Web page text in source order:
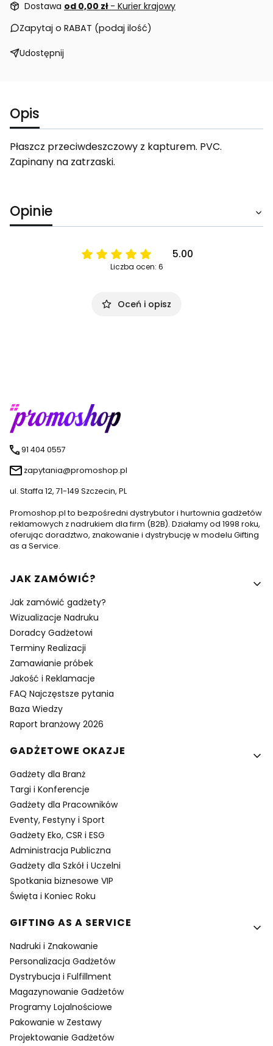
Dostawa od 0,00 zł - Kurier krajowy
Zapytaj o RABAT (podaj ilość)
Udostępnij
Opis
Płaszcz przeciwdeszczowy z kapturem. PVC.
Zapinany na zatrzaski.
Opinie
5.00
Liczba ocen: 6
Oceń i opisz
91 404 0557
zapytania@promoshop.pl
ul. Staffa 12, 71-149 Szczecin, PL
Promoshop.pl to bezpośredni dystrybutor i hurtownia gadżetów
reklamowych z nadrukiem dla firm (B2B). Działamy od 1998 roku,
oferując doradztwo, znakowanie i dystrybucję w modelu Gifting
as a Service.
Linki w stopce
JAK ZAMÓWIĆ?
Jak zamówić gadżety?
Wizualizacje Nadruku
Doradcy Gadżetowi
Terminy Realizacji
Zamawianie próbek
Jakość i Reklamacje
FAQ Najczęstsze pytania
Baza Wiedzy
Raport branżowy 2026
GADŻETOWE OKAZJE
Gadżety dla Branż
Targi i Konferencje
Gadżety dla Pracowników
Eventy, Festyny i Sport
Gadżety Eko, CSR i ESG
Administracja Publiczna
Gadżety dla Szkół i Uczelni
Spotkania biznesowe VIP
Święta i Koniec Roku
GIFTING AS A SERVICE
Nadruki i Znakowanie
Personalizacja Gadżetów
Dystrybucja i Fulfillment
Magazynowanie Gadżetów
Programy Lojalnościowe
Pakowanie w Zestawy
Projektowanie Gadżetów